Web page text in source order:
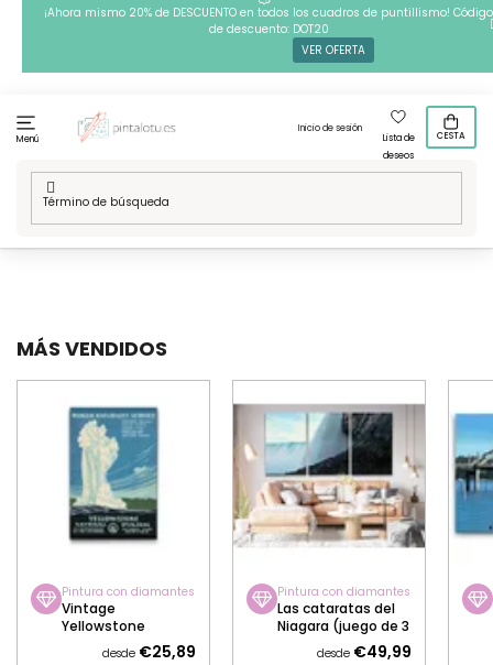
contenido
¡Ahora mismo 20% de DESCUENTO en todos los cuadros de puntillismo! Código
de descuento: DOT20
VER OFERTA
Menú
Inicio de sesión
Lista de
deseos
CESTA
Inicio
Técnicas / Pintura con diamantes
Lugares del mundo / América / EE. UU.
MÁS VENDIDOS
Pintura con diamantes
Vintage
Yellowstone
desde €25,89
Pintura con diamantes
Las cataratas del
Niagara (juego de 3
desde €49,99